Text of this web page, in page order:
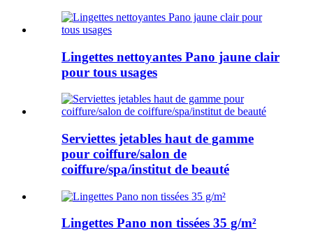
Lingettes nettoyantes Pano jaune clair
pour tous usages
Serviettes jetables haut de gamme
pour coiffure/salon de
coiffure/spa/institut de beauté
Lingettes Pano non tissées 35 g/m²